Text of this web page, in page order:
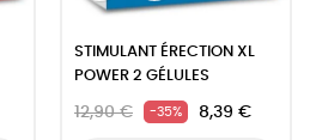
STIMULANT ÉRECTION XL
POWER 2 GÉLULES
12,90 € -35% 8,39 €